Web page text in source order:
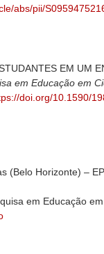
abs/pii/
EM UM
em Educação em
doi.org/10.1590/
(Belo Horizonte) –
em Educação